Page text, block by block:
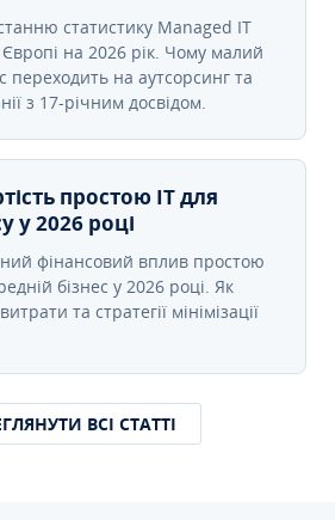
статистику Managed IT
Європі на 2026 рік. Чому малий
переходить на аутсорсинг та
з 17-річним досвідом.
простою IT для
у 2026 році
фінансовий вплив простою
бізнес у 2026 році. Як
та стратегії мінімізації
ВСІ СТАТТІ